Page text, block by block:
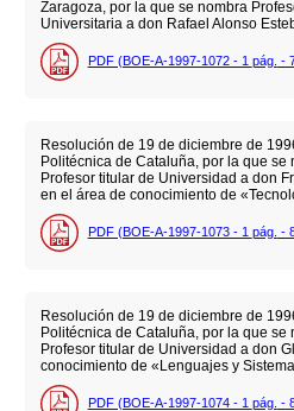
Zaragoza, por la que se nombra
Universitaria a don Rafael Alonso
PDF (BOE-A-1997-1072 - 1 pág. -
Resolución de 19 de diciembre de
Politécnica de Cataluña, por la que se
Profesor titular de Universidad a don
en el área de conocimiento de
PDF (BOE-A-1997-1073 - 1 pág. -
Resolución de 19 de diciembre de
Politécnica de Cataluña, por la que se
Profesor titular de Universidad a don
conocimiento de «Lenguajes y
PDF (BOE-A-1997-1074 - 1 pág. -